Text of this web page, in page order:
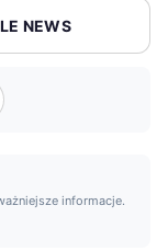
NEWS
informacje.